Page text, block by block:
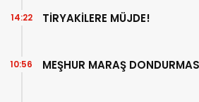
TİRYAKİLERE MÜJDE!
14:22
MEŞHUR MARAŞ
10:56